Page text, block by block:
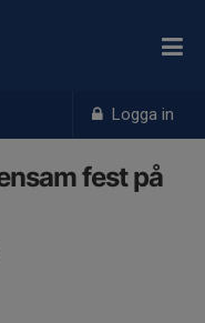
Logga in
fest på